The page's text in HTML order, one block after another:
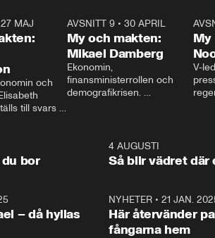
27 MAJ
och
till svars
AVSNITT 9• 30 APRIL
My och makten:
Mikael Damberg
Ekonomin,
finansministerrollen och
demografikrisen.
och Makten.
My
V-
– Vi
vara
1:06
bor
4 AUGUSTI
Så blir vädret där
– då hyllas
NYHETER •21 JAN.
Här återvänder
fångarna hem